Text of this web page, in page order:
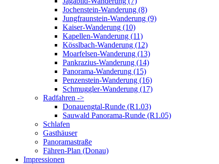
Jochenstein-Wanderung (8)
Jungfraunstein-Wanderung (9)
Kaiser-Wanderung (10)
Kapellen-Wanderung (11)
Kösslbach-Wanderung (12)
Moarfelsen-Wanderung (13)
Pankrazius-Wanderung (14)
Panorama-Wanderung (15)
Penzenstein-Wanderung (16)
Schmuggler-Wanderung (17)
Radfahren ->
Donauengtal-Runde (R1.03)
Sauwald Panorama-Runde (R1.05)
Schlafen
Gasthäuser
Panoramastraße
Fähren-Plan (Donau)
Impressionen